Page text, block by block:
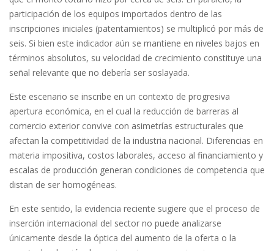
participación de los equipos importados dentro de las
inscripciones iniciales (patentamientos) se multiplicó por más de
seis. Si bien este indicador aún se mantiene en niveles bajos en
términos absolutos, su velocidad de crecimiento constituye una
señal relevante que no debería ser soslayada.
Este escenario se inscribe en un contexto de progresiva
apertura económica, en el cual la reducción de barreras al
comercio exterior convive con asimetrías estructurales que
afectan la competitividad de la industria nacional. Diferencias en
materia impositiva, costos laborales, acceso al financiamiento y
escalas de producción generan condiciones de competencia que
distan de ser homogéneas.
En este sentido, la evidencia reciente sugiere que el proceso de
inserción internacional del sector no puede analizarse
únicamente desde la óptica del aumento de la oferta o la